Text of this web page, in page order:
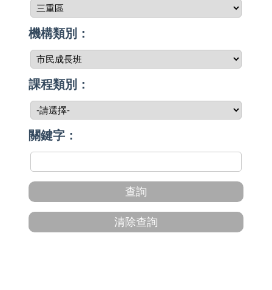
機構類別：
課程類別：
關鍵字：